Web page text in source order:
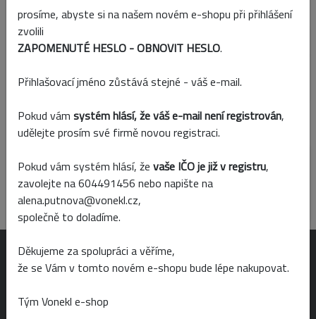
Přidat k porovnání
Skladem
Popis produktu Parametry
Mix sušených rostlin.
rozměr boxu: 27 x 10 x 75 cm
barva šedá
OTEVÍRACÍ DOBA
Po-Pá 6:00 - 19:00
prosíme, abyste si na našem novém e-shopu při přihlášení
zvolili
ZAPOMENUTÉ HESLO - OBNOVIT HESLO.
Přihlašovací jméno zůstává stejné - váš e-mail.
Pokud vám systém hlásí, že váš e-mail není registrován,
udělejte prosím své firmě novou registraci.
Pokud vám systém hlásí, že vaše IČO je již v registru,
zavolejte na 604491456 nebo napište na
alena.putnova@vonekl.cz,
společně to doladíme.
Děkujeme za spolupráci a věříme,
že se Vám v tomto novém e-shopu bude lépe nakupovat.
Tým Vonekl e-shop